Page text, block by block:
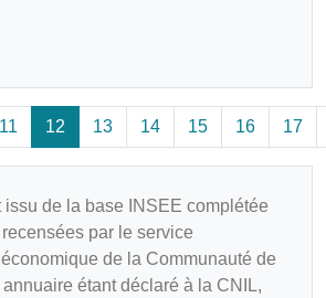
11 12 13 14 15 16 17
issu de la base INSEE complétée
par le service
de la Communauté de
étant déclaré à la CNIL,